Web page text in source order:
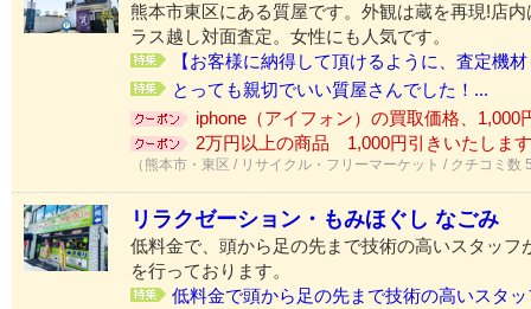
熊本市東区にある質屋です。外観は蔵を再現!店
ラス越し対面査定。女性にも人気です。
【お客様に納得して頂けるように、査定機
とっても親切でいい質屋さんでした！...
iphone（アイフォン）の買取価格、1,000
2万円以上の商品 1,000円引きいたしま
（熊本市・東区 / リサイクル・フリーマーケット / クチコミ数
リラクゼーション・もみほぐし なごみ
低料金で、頭から足の先まで技術の高いスタッフ
を行っております。
低料金で頭から足の先まで技術の高いスタ